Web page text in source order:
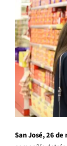
San José, 26